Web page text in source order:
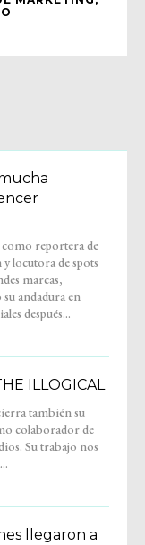
después...
ILLOGICAL
llegaron a